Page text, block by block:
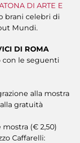
DI ARTE E
brani celebri di
Mundi.
DI ROMA
con le seguenti
alla mostra
gratuità
mostra (€ 2,50)
Caffarelli: